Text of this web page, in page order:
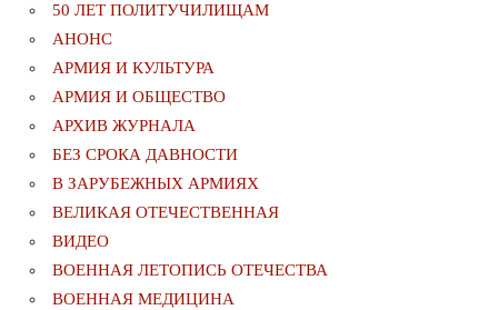
50 ЛЕТ ПОЛИТУЧИЛИЩАМ
АНОНС
АРМИЯ И КУЛЬТУРА
АРМИЯ И ОБЩЕСТВО
АРХИВ ЖУРНАЛА
БЕЗ СРОКА ДАВНОСТИ
В ЗАРУБЕЖНЫХ АРМИЯХ
ВЕЛИКАЯ ОТЕЧЕСТВЕННАЯ
ВИДЕО
ВОЕННАЯ ЛЕТОПИСЬ ОТЕЧЕСТВА
ВОЕННАЯ МЕДИЦИНА